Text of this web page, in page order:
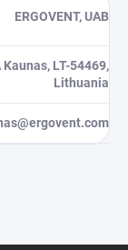
ERGOVENT, UAB
LT-54469,
Lithuania